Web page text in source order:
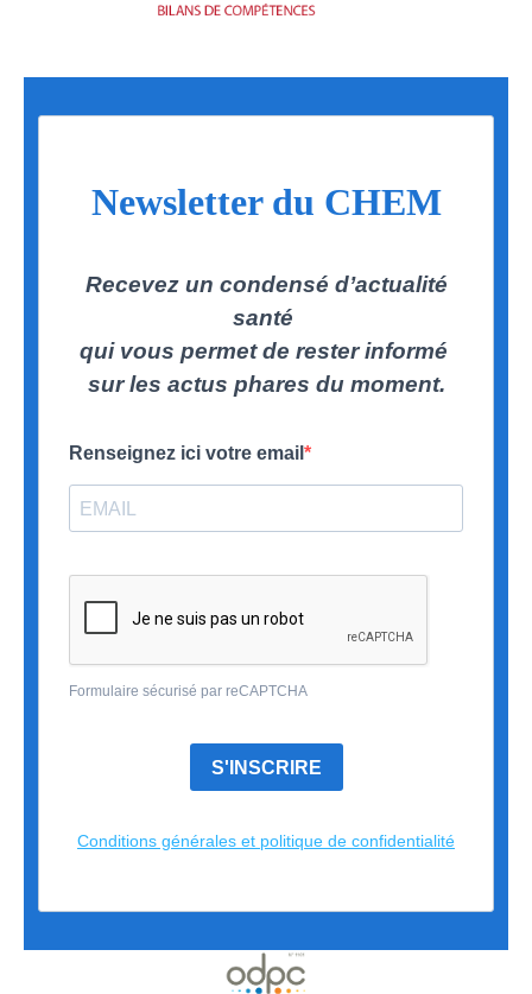
Newsletter du CHEM
Recevez un condensé d’actualité
santé
qui vous permet de rester informé
sur les actus phares du moment.
Renseignez ici votre email
Formulaire sécurisé par reCAPTCHA
S'INSCRIRE
Conditions générales et politique de confidentialité